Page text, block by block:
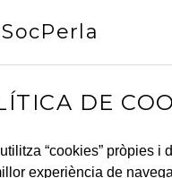
DE
“cookies” pròpies i
experiència de